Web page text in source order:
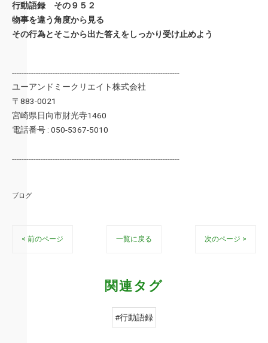
行動語録 その９５２
物事を違う角度から見る
その行為とそこから出た答えをしっかり受け止めよう
----------------------------------------------------------------------
ユーアンドミークリエイト株式会社
〒883-0021
宮崎県日向市財光寺1460
電話番号 : 050-5367-5010
----------------------------------------------------------------------
ブログ
< 前のページ 一覧に戻る 次のページ >
関連タグ
#行動語録